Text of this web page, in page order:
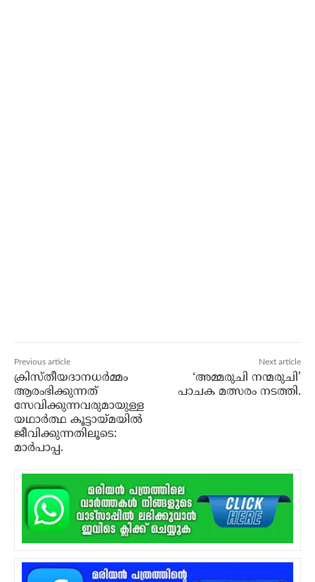
Previous article
ക്രിസ്തീയദാനധര്‍മ്മം
ആരംഭിക്കുന്നത്
സേവിക്കുന്നവരുമായുള്ള
യഥാര്‍ത്ഥ കൂട്ടായ്മയില്‍
ജീവിക്കുന്നതിലൂടെ:
മാര്‍പാപ്പ.
Next article
‘അമ്മരുചി നന്മരുചി’
പാചക മത്സരം നടത്തി.